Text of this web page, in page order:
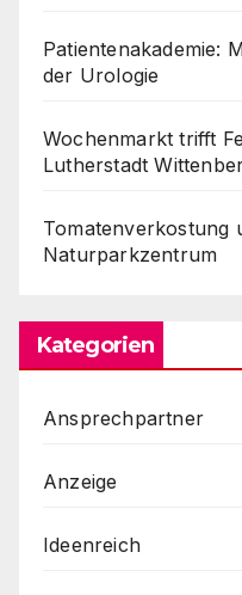
Patientenakademie:
der Urologie
Wochenmarkt trifft
Lutherstadt
Tomatenverkostung
Naturparkzentrum
Kategorien
Ansprechpartner
Anzeige
Ideenreich